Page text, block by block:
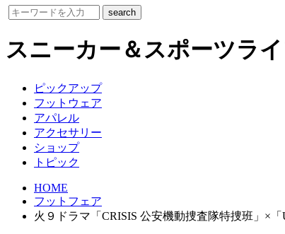
スニーカー＆スポーツラ
ピックアップ
フットウェア
アパレル
アクセサリー
ショップ
トピック
HOME
フットフェア
火９ドラマ「CRISIS 公安機動捜査隊特捜班」×